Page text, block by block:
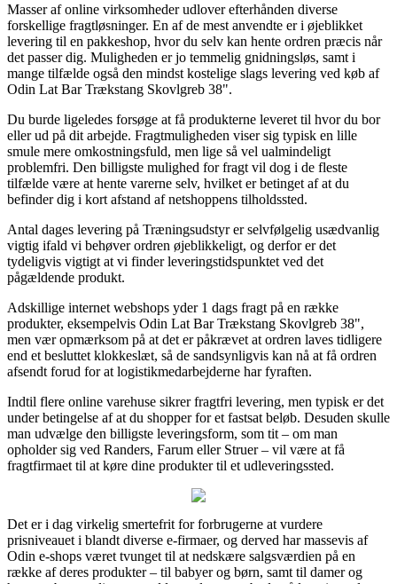
Masser af online virksomheder udlover efterhånden diverse
forskellige fragtløsninger. En af de mest anvendte er i øjeblikket
levering til en pakkeshop, hvor du selv kan hente ordren præcis når
det passer dig. Muligheden er jo temmelig gnidningsløs, samt i
mange tilfælde også den mindst kostelige slags levering ved køb af
Odin Lat Bar Trækstang Skovlgreb 38".
Du burde ligeledes forsøge at få produkterne leveret til hvor du bor
eller ud på dit arbejde. Fragtmuligheden viser sig typisk en lille
smule mere omkostningsfuld, men lige så vel ualmindeligt
problemfri. Den billigste mulighed for fragt vil dog i de fleste
tilfælde være at hente varerne selv, hvilket er betinget af at du
befinder dig i kort afstand af netshoppens tilholdssted.
Antal dages levering på Træningsudstyr er selvfølgelig usædvanlig
vigtig ifald vi behøver ordren øjeblikkeligt, og derfor er det
tydeligvis vigtigt at vi finder leveringstidspunktet ved det
pågældende produkt.
Adskillige internet webshops yder 1 dags fragt på en række
produkter, eksempelvis Odin Lat Bar Trækstang Skovlgreb 38",
men vær opmærksom på at det er påkrævet at ordren laves tidligere
end et besluttet klokkeslæt, så de sandsynligvis kan nå at få ordren
afsendt forud for at logistikmedarbejderne har fyraften.
Indtil flere online varehuse sikrer fragtfri levering, men typisk er det
under betingelse af at du shopper for et fastsat beløb. Desuden skulle
man udvælge den billigste leveringsform, som tit – om man
opholder sig ved Randers, Farum eller Struer – vil være at få
fragtfirmaet til at køre dine produkter til et udleveringssted.
Det er i dag virkelig smertefrit for forbrugerne at vurdere
prisniveauet i blandt diverse e-firmaer, og derved har massevis af
Odin e-shops været tvunget til at nedskære salgsværdien på en
række af deres produkter – til babyer og børn, samt til damer og